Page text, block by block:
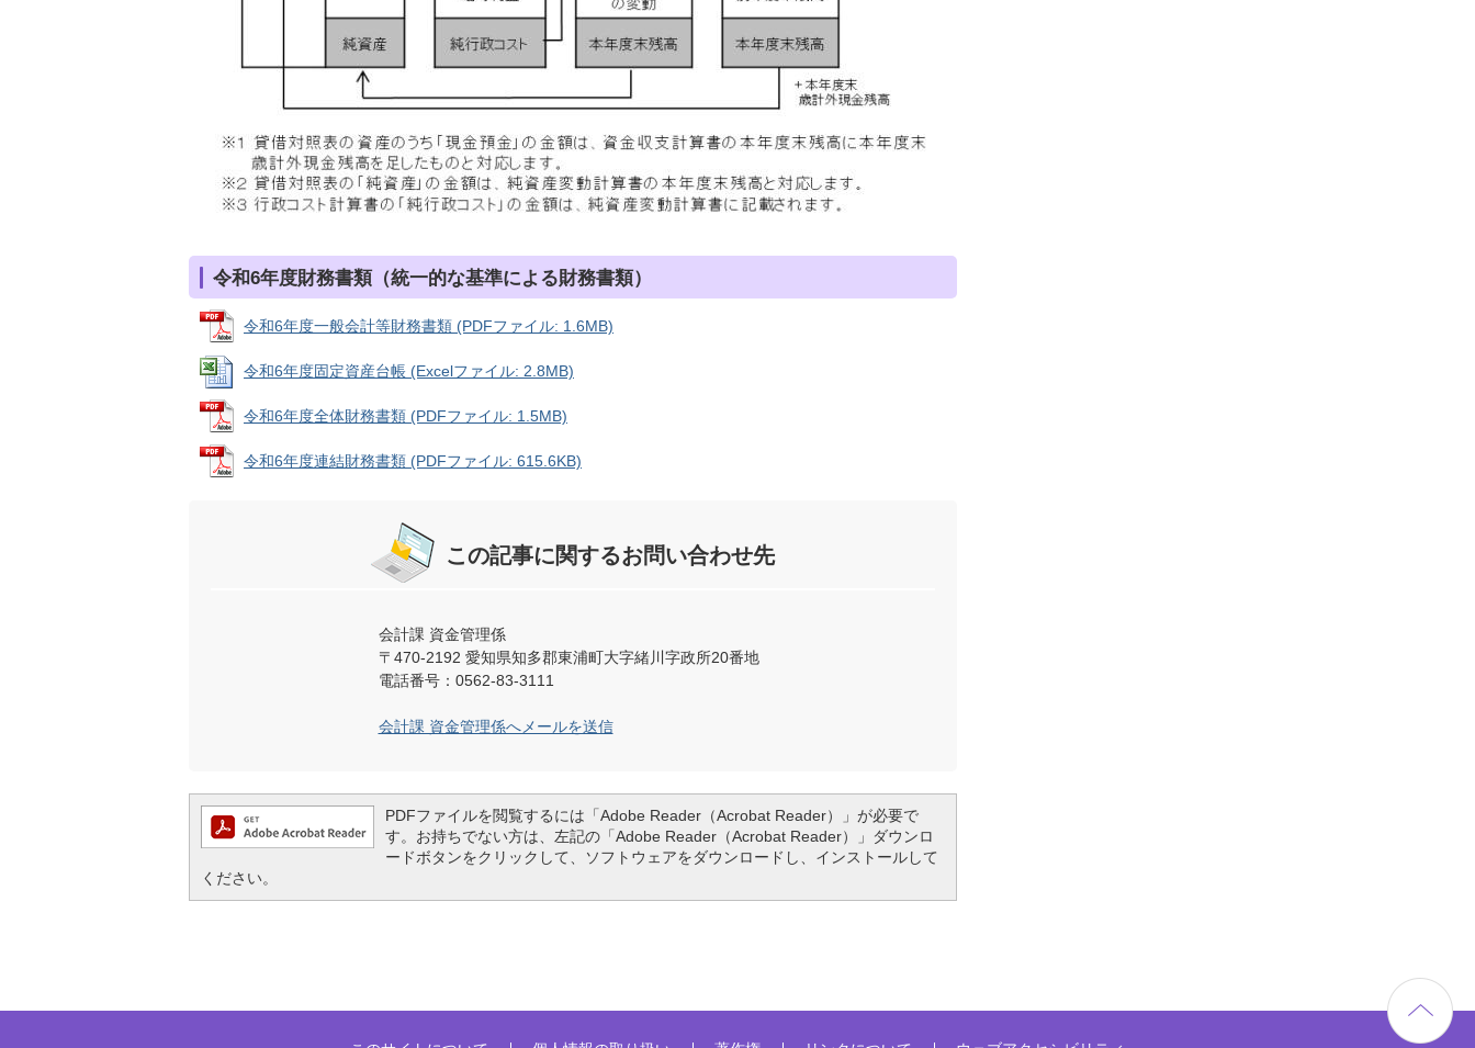
令和6年度財務書類（統一的な基準による財務書類）
令和6年度一般会計等財務書類 (PDFファイル: 1.6MB)
令和6年度固定資産台帳 (Excelファイル: 2.8MB)
令和6年度全体財務書類 (PDFファイル: 1.5MB)
令和6年度連結財務書類 (PDFファイル: 615.6KB)
この記事に関するお問い合わせ先
会計課 資金管理係
〒470-2192 愛知県知多郡東浦町大字緒川字政所20番地
電話番号：0562-83-3111
会計課 資金管理係へメールを送信
PDFファイルを閲覧するには「Adobe Reader（Acrobat Reader）」が必要で
す。お持ちでない方は、左記の「Adobe Reader（Acrobat Reader）」ダウンロ
ードボタンをクリックして、ソフトウェアをダウンロードし、インストールして
ください。